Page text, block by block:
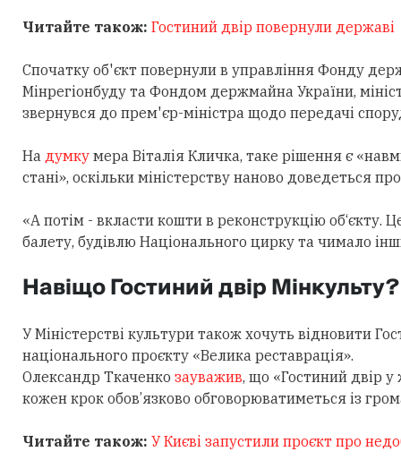
Читайте також: Гостиний двір повернули державі
Спочатку об'єкт повернули в управління Фонду
Мінрегіонбуду та Фондом держмайна України,
звернувся до прем'єр-міністра щодо передачі
На думку мера Віталія Кличка, таке рішення є
стані», оскільки міністерству наново доведеться
«А потім - вкласти кошти в реконструкцію
балету, будівлю Національного цирку та чимало
Навіщо Гостиний двір Мінкульту?
У Міністерстві культури також хочуть відновити
національного проєкту «Велика реставрація».
Олександр Ткаченко зауважив, що «Гостиний двір
кожен крок обов’язково обговорюватиметься із
Читайте також: У Києві запустили проєкт про